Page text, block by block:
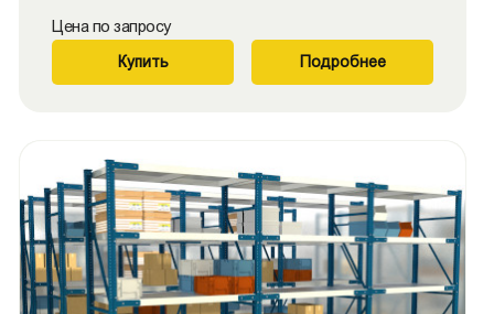
Цена по запросу
Купить Подробнее